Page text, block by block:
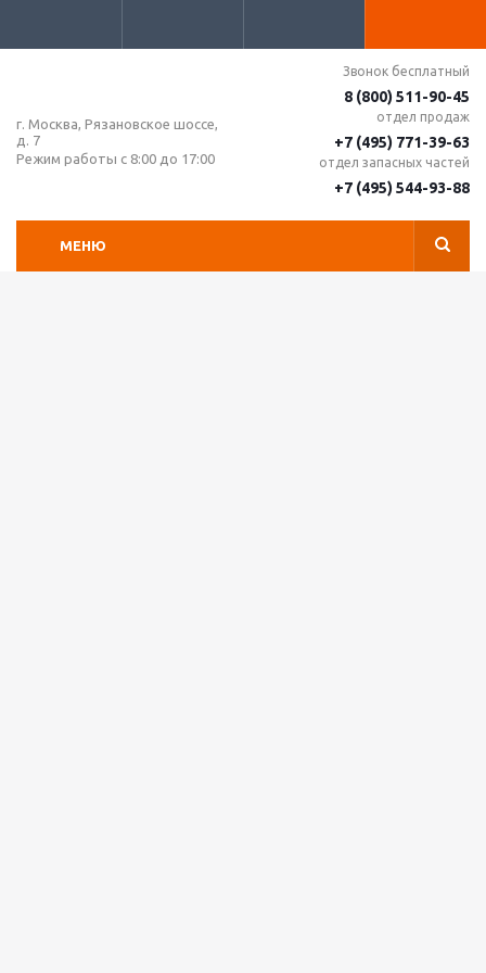
г. Москва, Рязановское шоссе,
д. 7
Режим работы с 8:00 до 17:00
Звонок бесплатный
8 (800) 511-90-45
отдел продаж
+7 (495) 771-39-63
отдел запасных частей
+7 (495) 544-93-88
МЕНЮ